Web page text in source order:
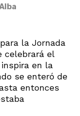
la Jornada
celebrará el
en la
se enteró de
entonces